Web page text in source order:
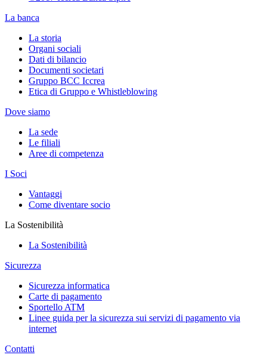
La banca
La storia
Organi sociali
Dati di bilancio
Documenti societari
Gruppo BCC Iccrea
Etica di Gruppo e Whistleblowing
Dove siamo
La sede
Le filiali
Aree di competenza
I Soci
Vantaggi
Come diventare socio
La Sostenibilità
La Sostenibilità
Sicurezza
Sicurezza informatica
Carte di pagamento
Sportello ATM
Linee guida per la sicurezza sui servizi di pagamento via
internet
Contatti